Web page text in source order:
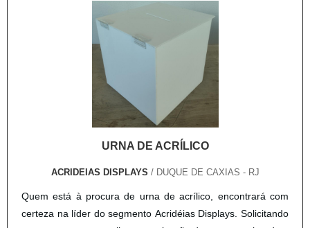
URNA DE ACRÍLICO
ACRIDEIAS DISPLAYS / DUQUE DE CAXIAS - RJ
Quem está à procura de urna de acrílico, encontrará com
certeza na líder do segmento Acridéias Displays. Solicitando